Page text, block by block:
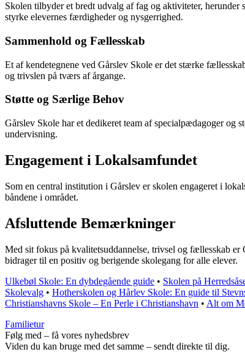
Skolen tilbyder et bredt udvalg af fag og aktiviteter,
styrke elevernes færdigheder og nysgerrighed.
Sammenhold og Fællesskab
Et af kendetegnene ved Gårslev Skole er det stærke
og trivslen på tværs af årgange.
Støtte og Særlige Behov
Gårslev Skole har et dedikeret team af specialpædagoger og
undervisning.
Engagement i Lokalsamfundet
Som en central institution i Gårslev er skolen engageret i
båndene i området.
Afsluttende Bemærkninger
Med sit fokus på kvalitetsuddannelse, trivsel og fællesskab
bidrager til en positiv og berigende skolegang for alle elever.
Ulkebøl Skole: En dybdegående guide • Skolen på
Skolevalg • Hotherskolen og Hårlev Skole: En guide til
Christianshavns Skole – En Perle i Christianshavn • Alt om
Familietur
Følg med – få vores nyhedsbrev
Viden du kan bruge med det samme – sendt direkte til dig.